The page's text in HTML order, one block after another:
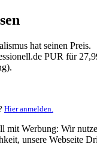
hat seinen Preis.
PUR für
Hier anmelden.
mit Werbung: Wir
unsere Webseite